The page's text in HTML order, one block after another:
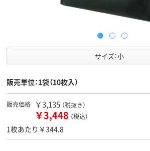
サイズ：小
販売単位：1袋（10枚入）
販売価格 ￥3,135 （税抜き）
￥3,448 （税込）
1枚あたり￥344.8